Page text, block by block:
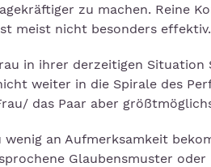
zu machen. Reine
meist nicht besonders effektiv.
in ihrer derzeitigen Situation
weiter in die Spirale des
das Paar aber
an Aufmerksamkeit
Glaubensmuster